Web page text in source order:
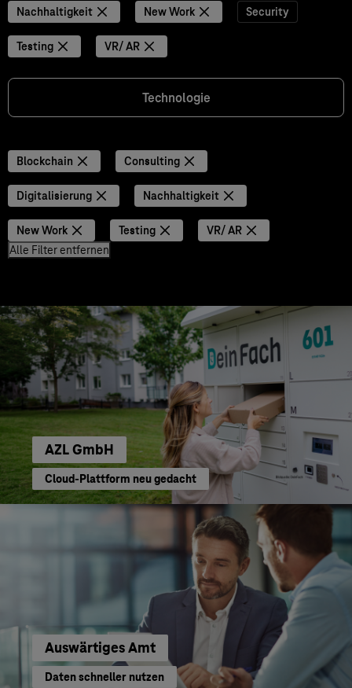
Nachhaltigkeit New Work Security
Testing VR/ AR
Technologie
Blockchain Consulting
Digitalisierung Nachhaltigkeit
New Work Testing
VR/ AR
Alle Filter entfernen
AZL GmbH
Cloud-Plattform neu gedacht
Auswärtiges Amt
Daten schneller nutzen